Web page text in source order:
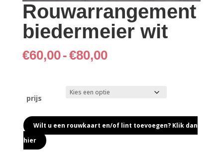
Rouwarrangement
biedermeier wit
€60,00-€80,00Prijsklasse:
€80,00
prijs
Wilt u een rouwkaart en/of lint toevoegen? Klik dan
hier